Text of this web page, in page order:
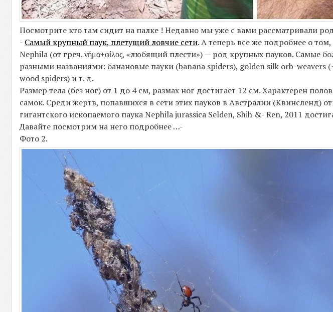
Посмотрите кто там сидит на палке ! Недавно мы уже с вами рассматривали
- Самый крупный паук, плетущий ловчие сети. А теперь все же подробнее о
Nephila (от греч. νήμα+φίλος, «любящий плести») — род крупных пауков. Самые
разными названиями: банановые пауки (banana spiders), golden silk orb-weavers
wood spiders) и т. д.
Размер тела (без ног) от 1 до 4 см, размах ног достигает 12 см. Характерен
самок. Среди жертв, попавшихся в сети этих пауков в Австралии (Квинсленд)
гигантского ископаемого паука Nephila jurassica Selden, Shih &- Ren, 2011
Давайте посмотрим на него подробнее …-
Фото 2.